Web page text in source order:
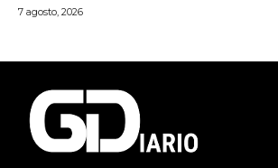
7 agosto, 2026